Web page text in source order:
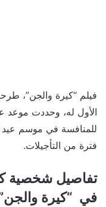
فيلم “كيرة والجن”،
فترة من التأجيلات.
تفاصيل شخصية
في “كيرة